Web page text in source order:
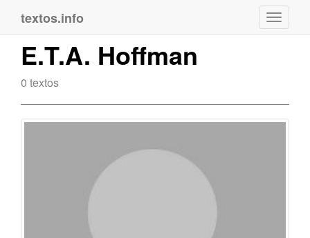
textos.info
E.T.A. Hoffman
0 textos